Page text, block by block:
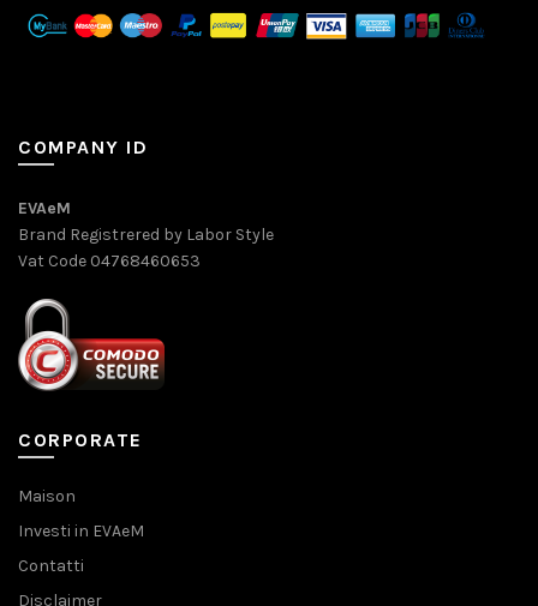
COMPANY ID
EVAeM
Brand Registrered by Labor Style
Vat Code 04768460653
CORPORATE
Maison
Investi in EVAeM
Contatti
Disclaimer